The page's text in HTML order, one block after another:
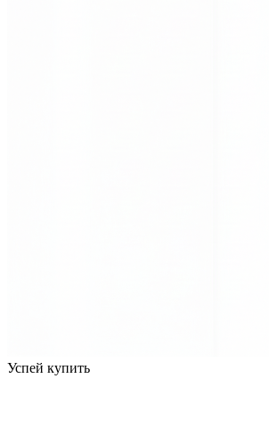
Успей купить